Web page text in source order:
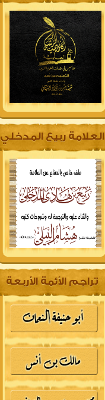
العلامة ربيع المدخلي
تراجم الأئمة الأربعة